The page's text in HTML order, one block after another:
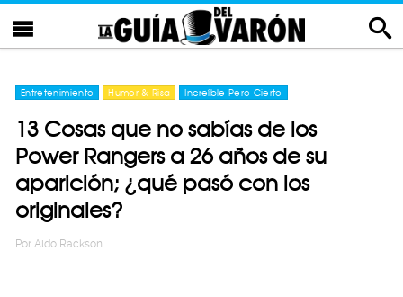
Entretenimiento Humor & Risa Increíble Pero Cierto
13 Cosas que no sabías de los
Power Rangers a 26 años de su
aparición; ¿qué pasó con los
originales?
Por Aldo Rackson